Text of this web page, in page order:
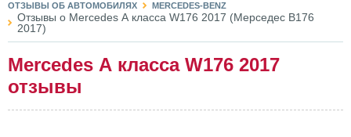
ОТЗЫВЫ ОБ АВТОМОБИЛЯХ MERCEDES-BENZ
Отзывы о Mercedes А класса W176 2017 (Мерседес В176
2017)
Mercedes А класса W176 2017
отзывы